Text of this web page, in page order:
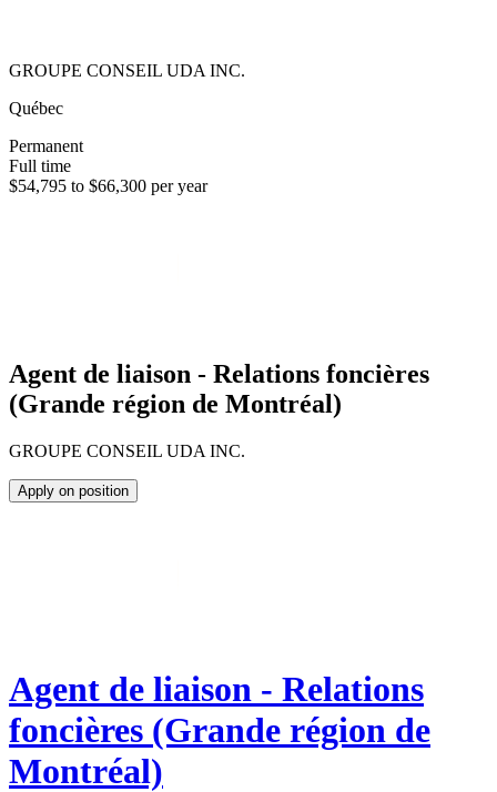
GROUPE CONSEIL UDA INC.
Québec
Permanent
Full time
$54,795 to $66,300 per year
Agent de liaison - Relations foncières
(Grande région de Montréal)
GROUPE CONSEIL UDA INC.
Apply on position
Agent de liaison - Relations
foncières (Grande région de
Montréal)